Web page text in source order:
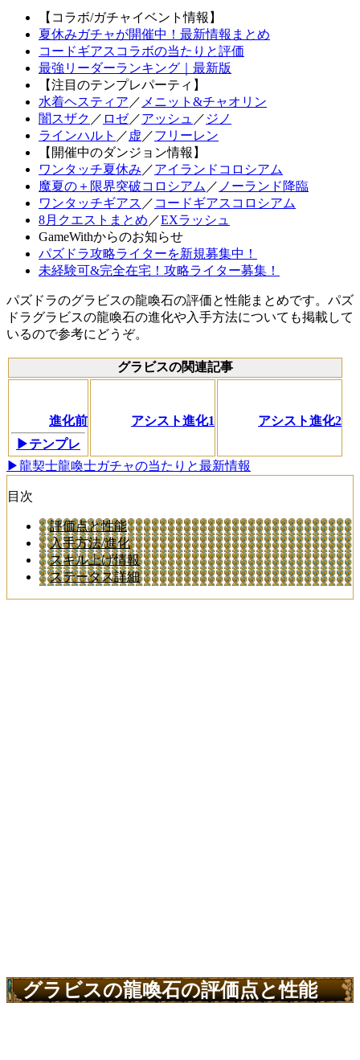
【コラボ/ガチャイベント情報】
夏休みガチャが開催中！最新情報まとめ
コードギアスコラボの当たりと評価
最強リーダーランキング｜最新版
【注目のテンプレパーティ】
水着ヘスティア ／ メニット&チャオリン
闇スザク ／ ロゼ／アッシュ ／ ジノ
ラインハルト ／ 虚 ／フリーレン
【開催中のダンジョン情報】
ワンタッチ夏休み ／アイランドコロシアム
魔夏の＋限界突破コロシアム ／ ノーランド降臨
ワンタッチギアス ／ コードギアスコロシアム
8月クエストまとめ ／EXラッシュ
GameWithからのお知らせ
パズドラ攻略ライターを新規募集中！
未経験可&完全在宅！攻略ライター募集！
パズドラのグラビスの龍喚石の評価と性能まとめです。パズ
ドラグラビスの龍喚石の進化や入手方法についても掲載して
いるので参考にどうぞ。
グラビスの関連記事
進化前
▶テンプレ
アシスト進化1 アシスト進化2
▶龍契士龍喚士ガチャの当たりと最新情報
目次
評価点と性能
入手方法/進化
スキル上げ情報
ステータス詳細
グラビスの龍喚石の評価点と性能